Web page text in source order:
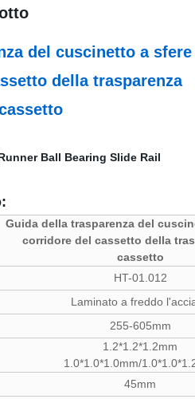
del cuscinetto a sfere
della trasparenza
Guida della trasparenza del
corridore del cassetto della
cassetto
HT-01.012
Laminato a freddo
255-605mm
1.2*1.2*1.2mm
1.0*1.0*1.0mm/
45mm